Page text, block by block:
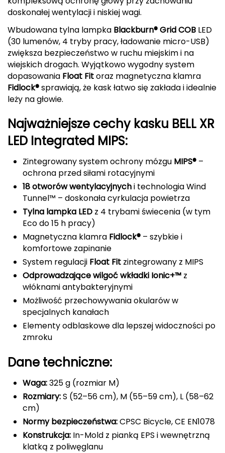
Deuter
Dolomite
E
EISBAR
ENERO
ENERO CAMP
Elmer by Swany
Extremities
FASHY
Fjord Nansen
GIVOVA
GSI Outdoors
Giant Dragon
Gilmonte
doskonałej wentylacji i niskiej wagi.
Wbudowana tylna lampka Blackburn® Grid COB LED
(30 lumenów, 4 tryby pracy, ładowanie micro-USB)
zwiększa bezpieczeństwo w ruchu miejskim i na
wiejskich drogach. Wyjątkowo wygodny system
dopasowania Float Fitoraz magnetyczna klamra
Fidlock®sprawiają, że kask łatwo się zakłada i idealnie
leży na głowie.
Najważniejsze cechy kasku BELL XR
LED Integrated MIPS:
Zintegrowany system ochrony mózgu MIPS® –
ochrona przed siłami rotacyjnymi
18 otworów wentylacyjnychi technologia Wind
Tunnel™ – doskonała cyrkulacja powietrza
Tylna lampka LED z 4 trybami świecenia (w tym
Eco do 15 h pracy)
Magnetyczna klamra Fidlock® – szybkie i
komfortowe zapinanie
System regulacji Float Fit zintegrowany z MIPS
Odprowadzające wilgoć wkładki Ionic+™ z
włóknami antybakteryjnymi
Możliwość przechowywania okularów w
specjalnych kanałach
Elementy odblaskowe dla lepszej widoczności po
zmroku
Dane techniczne:
Waga:325 g (rozmiar M)
Rozmiary:S (52–56 cm), M (55–59 cm), L (58–62
cm)
Normy bezpieczeństwa:CPSC Bicycle, CE EN1078
Konstrukcja: In-Mold z pianką EPS i wewnętrzną
klatką z poliwęglanu